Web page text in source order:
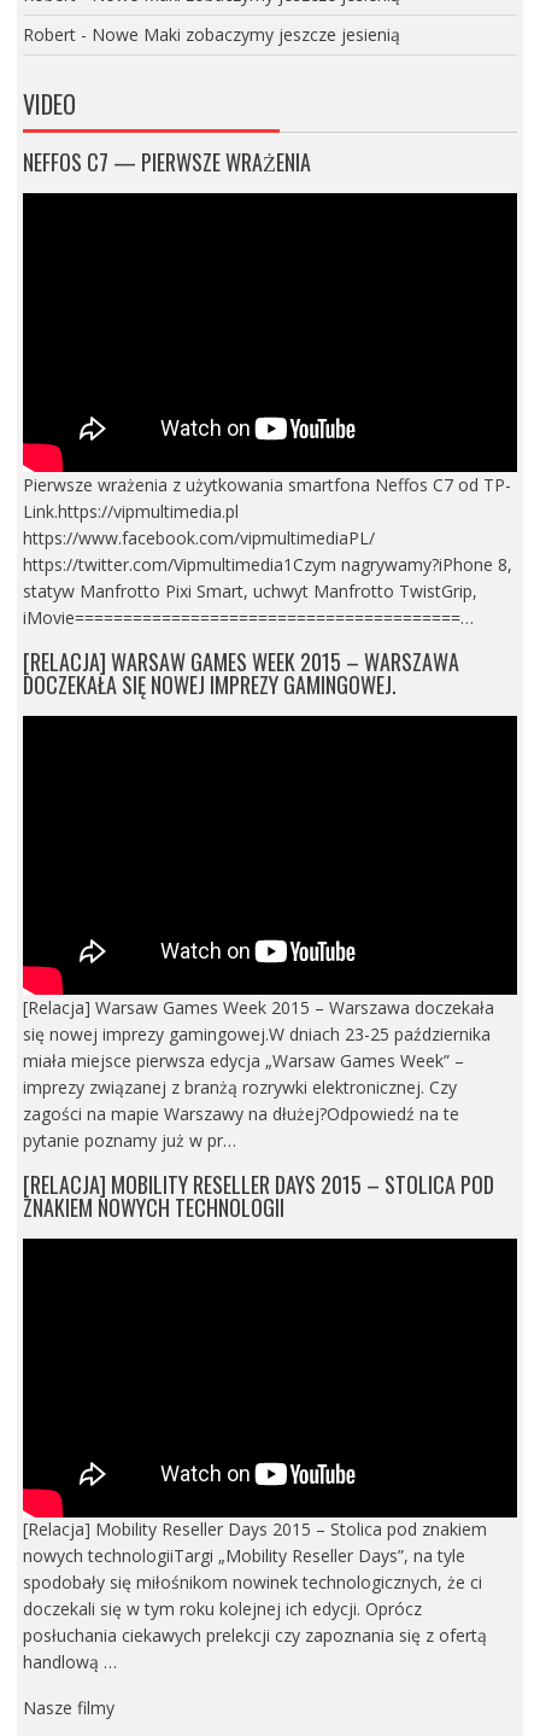
Robert- Nowe Maki zobaczymy jeszcze jesienią
VIDEO
NEFFOS C7 — PIERWSZE WRAŻENIA
Pierwsze wrażenia z użytkowania smartfona Neffos C7 od TP-
Link.https://vipmultimedia.pl
https://www.facebook.com/vipmultimediaPL/
https://twitter.com/Vipmultimedia1Czym nagrywamy?iPhone 8,
statyw Manfrotto Pixi Smart, uchwyt Manfrotto TwistGrip,
iMovie========================================…
[RELACJA] WARSAW GAMES WEEK 2015 – WARSZAWA
DOCZEKAŁA SIĘ NOWEJ IMPREZY GAMINGOWEJ.
[Relacja] Warsaw Games Week 2015 – Warszawa doczekała
się nowej imprezy gamingowej.W dniach 23-25 października
miała miejsce pierwsza edycja „Warsaw Games Week” –
imprezy związanej z branżą rozrywki elektronicznej. Czy
zagości na mapie Warszawy na dłużej?Odpowiedź na te
pytanie poznamy już w pr…
[RELACJA] MOBILITY RESELLER DAYS 2015 – STOLICA POD
ZNAKIEM NOWYCH TECHNOLOGII
[Relacja] Mobility Reseller Days 2015 – Stolica pod znakiem
nowych technologiiTargi „Mobility Reseller Days”, na tyle
spodobały się miłośnikom nowinek technologicznych, że ci
doczekali się w tym roku kolejnej ich edycji. Oprócz
posłuchania ciekawych prelekcji czy zapoznania się z ofertą
handlową …
Nasze filmy